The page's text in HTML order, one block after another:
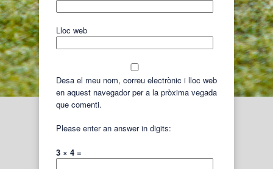
Lloc web
Desa el meu nom, correu electrònic i lloc web
en aquest navegador per a la pròxima vegada
que comenti.
Please enter an answer in digits:
3 × 4 =